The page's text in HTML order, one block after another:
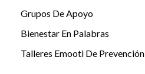
Grupos De Apoyo
Bienestar En Palabras
Talleres Emooti De Prevención